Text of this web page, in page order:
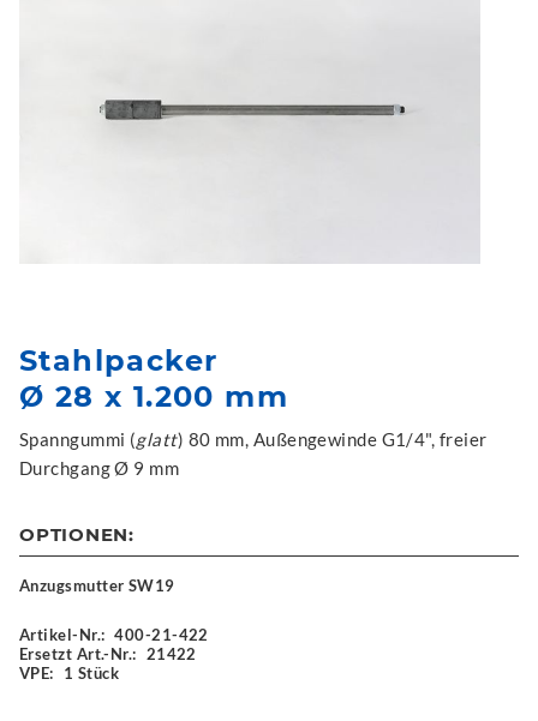
Stahlpacker
Ø 28 x 1.200 mm
Spanngummi (glatt) 80 mm, Außengewinde G1/4", freier
Durchgang Ø 9 mm
OPTIONEN:
Anzugsmutter SW19
Artikel-Nr.: 400-21-422
Ersetzt Art.-Nr.: 21422
VPE:
1 Stück